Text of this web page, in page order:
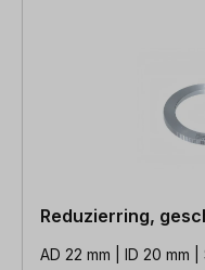
Reduzierring,
AD 22 mm | ID 20 mm |